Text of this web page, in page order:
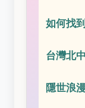
如何找
台灣北
隱世浪